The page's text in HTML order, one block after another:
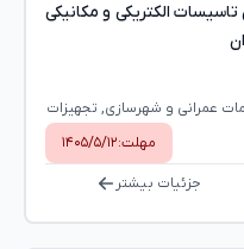
الکتریکی و مکانیکی
عمرانی و شهرسازی, تجهیزات
تولید و توزیع صنعت برق
مهلت:۱۴۰۵/۵/۱۲
جزئیات بیشتر